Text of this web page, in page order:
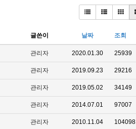
글쓴이 날짜 조회
관리자 2020.01.30 25939
관리자 2019.09.23 29216
관리자 2019.05.02 34149
관리자 2014.07.01 97007
관리자 2010.11.04 104098